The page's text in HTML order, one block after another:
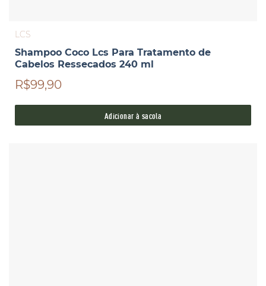
LCS
Shampoo Coco Lcs Para Tratamento de
Cabelos Ressecados 240 ml
R$99,90
Adicionar à sacola